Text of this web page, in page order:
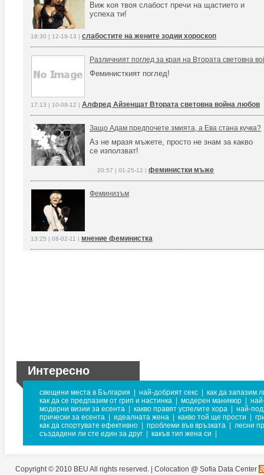
Виж коя твоя слабост пречи на щастието и
успеха ти!
18:30 | 12-19-13 | слабостите на жените зодии хороскоп
Различният поглед за края на Втората световна
Феминисткият поглед!
17:13 | 10-09-12 | Алфред Айзенщат Втората световна война любов
Защо Адам предпочете змията, а Ева стана кучка?
Аз не мразя мъжете, просто не знам за какво
се използват!
20:57 | 01-25-12 | феминистки мъже
Феминизъм
13:25 | 08-02-11 | мнение феминистка
Интересно
свещени места в България най-добрият секс
как да запазим
как да се предпазим от грип и настинка
модерен маникюр
модерни визии за есента
какво правят успелите хора
най-
прически за есента
идеалната жена какво той ще прости
как да спортувате ефективно
проблеми във връзката
лесни
създадени ли сте един за друг
какъв тип жена си
Copyright © 2010 BEU All rights reserved. | Colocation @ Sofia Data Center